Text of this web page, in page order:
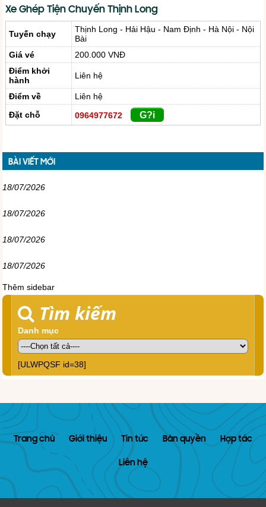
Xe Ghép Tiện Chuyến Thịnh Long
Tuyến chạy
Thịnh Long - Hải Hậu - Nam Định - Hà Nội - Nội
Bài
Giá vé
200.000 VNĐ
Điểm khởi
hành
Liên hệ
Điểm về
Liên hệ
Đặt chỗ
0964977672 G?i
BÀI VIẾT MỚI
18/07/2026
18/07/2026
18/07/2026
18/07/2026
Thêm sidebar
Tìm kiếm
Danh mục
[ULWPQSF id=38]
Trang chủ Giới thiệu Tin tức Bản quyền Hợp tác
Liên hệ